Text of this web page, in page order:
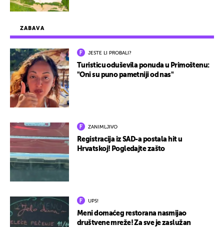
ZABAVA
JESTE LI PROBALI?
Turisticu oduševila ponuda u Primoštenu:
"Oni su puno pametniji od nas"
ZANIMLJIVO
Registracija iz SAD-a postala hit u
Hrvatskoj! Pogledajte zašto
UPS!
Meni domaćeg restorana nasmijao
društvene mreže! Za sve je zaslužan